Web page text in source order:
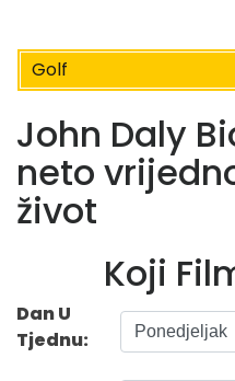
Golf
John Daly
neto
život
Koji
Dan U
Tjednu: